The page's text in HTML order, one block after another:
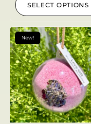
SELECT OPTIONS
New!